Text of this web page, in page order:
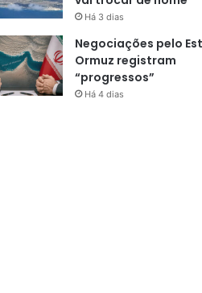
Há 3 dias
Negociações pelo
Ormuz registram
“progressos”
Há 4 dias